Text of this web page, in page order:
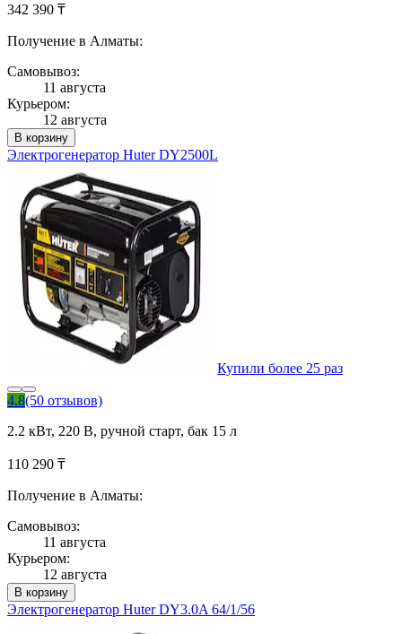
342 390 ₸
Получение в Алматы:
Самовывоз:
11 августа
Курьером:
12 августа
В корзину
Электрогенератор Huter DY2500L
Купили более 25 раз
4.8(50 отзывов)
2.2 кВт, 220 В, ручной старт, бак 15 л
110 290 ₸
Получение в Алматы:
Самовывоз:
11 августа
Курьером:
12 августа
В корзину
Электрогенератор Huter DY3.0A 64/1/56